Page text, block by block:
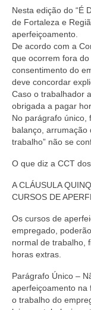
Nesta edição do “É
de Fortaleza e
aperfeiçoamento.
De acordo com a
que ocorrem fora
consentimento do
deve concordar
Caso o trabalhador
obrigada a pagar
No parágrafo único,
balanço, arrumação
trabalho” não se
O que diz a CCT
A CLÁUSULA
CURSOS DE
Os cursos de
empregado,
normal de trabalho,
horas extras.
Parágrafo Único –
aperfeiçoamento na
o trabalho do